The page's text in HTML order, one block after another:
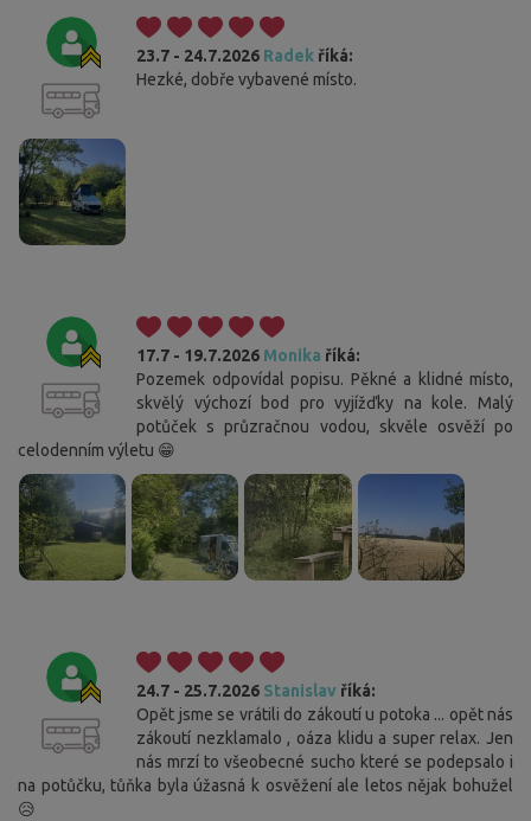
23.7 - 24.7.2026 Radek říká:
Hezké, dobře vybavené místo.
17.7 - 19.7.2026 Monika říká:
Pozemek odpovídal popisu. Pěkné a klidné místo,
skvělý výchozí bod pro vyjížďky na kole. Malý
potůček s průzračnou vodou, skvěle osvěží po
celodenním výletu 😁
24.7 - 25.7.2026 Stanislav říká:
Opět jsme se vrátili do zákoutí u potoka ... opět nás
zákoutí nezklamalo , oáza klidu a super relax. Jen
nás mrzí to všeobecné sucho které se podepsalo i
na potůčku, tůňka byla úžasná k osvěžení ale letos nějak bohužel
😥